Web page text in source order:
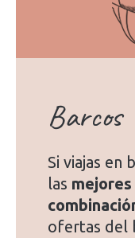
Barcos
Si viajas en
las
ofertas del